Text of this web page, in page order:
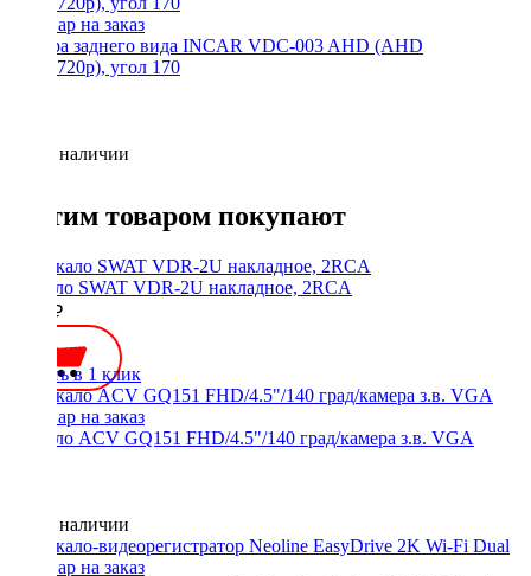
Камера заднего вида INCAR VDC-003 AHD (AHD
1280x720p), угол 170
Нет в наличии
С этим товаром покупают
Зеркало SWAT VDR-2U накладное, 2RCA
3000 ₽
Купить в 1 клик
Зеркало ACV GQ151 FHD/4.5"/140 град/камера з.в. VGA
Нет в наличии